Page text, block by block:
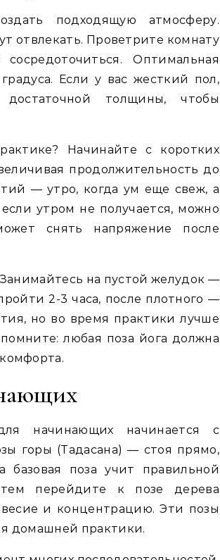
подходящую атмосферу.
отвлекать. Проветрите комнату
Оптимальная
Если у вас жесткий пол,
достаточной толщины, чтобы
Начинайте с коротких
продолжительность до
— утро, когда ум еще свеж, а
утром не получается, можно
снять напряжение после
на пустой желудок —
2-3 часа, после плотного —
но во время практики лучше
любая поза йога должна
начинающих начинается с
горы (Тадасана) — стоя прямо,
поза учит правильной
перейдите к позе дерева
и концентрацию. Эти позы
домашней практики.